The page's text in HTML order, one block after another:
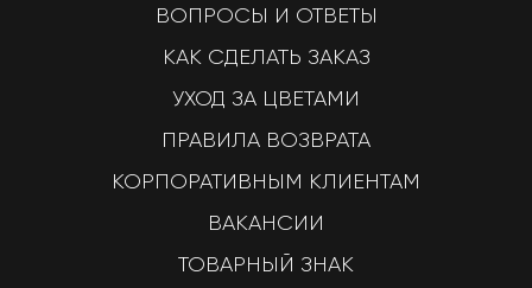
ВОПРОСЫ И ОТВЕТЫ
КАК СДЕЛАТЬ ЗАКАЗ
УХОД ЗА ЦВЕТАМИ
ПРАВИЛА ВОЗВРАТА
КОРПОРАТИВНЫМ КЛИЕНТАМ
ВАКАНСИИ
ТОВАРНЫЙ ЗНАК